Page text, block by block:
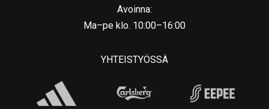
Avoinna:
Ma–pe klo. 10:00–16:00
YHTEISTYÖSSÄ